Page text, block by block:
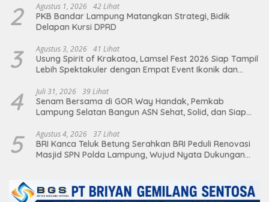
2 Agustus 1, 2026 42 Lihat
PKB Bandar Lampung Matangkan Strategi, Bidik
Delapan Kursi DPRD
3 Agustus 3, 2026 41 Lihat
Usung Spirit of Krakatoa, Lamsel Fest 2026 Siap Tampil
Lebih Spektakuler dengan Empat Event Ikonik dan
4 Juli 31, 2026 39 Lihat
Senam Bersama di GOR Way Handak, Pemkab
Lampung Selatan Bangun ASN Sehat, Solid, dan Siap
5 Agustus 4, 2026 37 Lihat
BRI Kanca Teluk Betung Serahkan BRI Peduli Renovasi
Masjid SPN Polda Lampung, Wujud Nyata Dukungan